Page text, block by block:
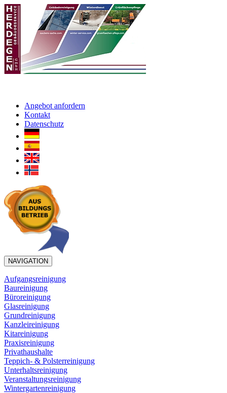
Angebot anfordern
Kontakt
Datenschutz
NAVIGATION
Aufgangsreinigung
Baureinigung
Büroreinigung
Glasreinigung
Grundreinigung
Kanzleireinigung
Kitareinigung
Praxisreinigung
Privathaushalte
Teppich- & Polsterreinigung
Unterhaltsreinigung
Veranstaltungsreinigung
Wintergartenreinigung